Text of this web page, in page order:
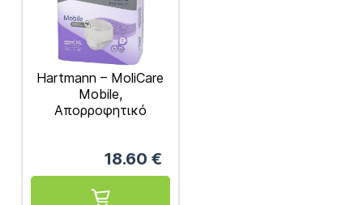
Hartmann – MoliCare
Mobile,
Απορροφητικό
91587418.60 €